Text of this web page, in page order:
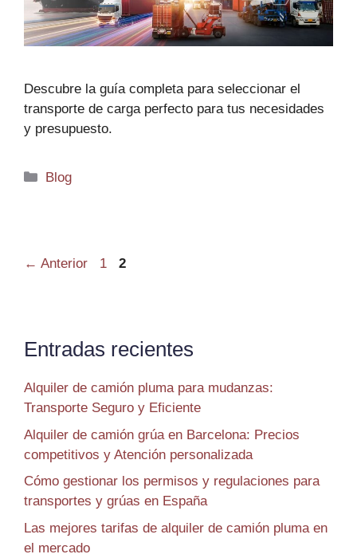
Descubre la guía completa para seleccionar el
transporte de carga perfecto para tus necesidades
y presupuesto.
Blog
← Anterior 1 2
Entradas recientes
Alquiler de camión pluma para mudanzas:
Transporte Seguro y Eficiente
Alquiler de camión grúa en Barcelona: Precios
competitivos y Atención personalizada
Cómo gestionar los permisos y regulaciones para
transportes y grúas en España
Las mejores tarifas de alquiler de camión pluma en
el mercado